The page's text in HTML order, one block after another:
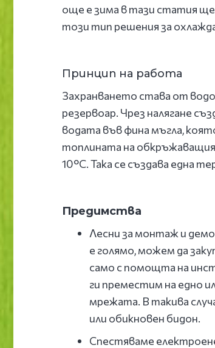
още е зима в тази статия
този тип решения за
Принцип на работа
Захранването става от
резервоар. Чрез налягане
водата във фина мъгла,
топлината на
10°C. Така се създава една
Предимства
Лесни за монтаж и
е голямо, можем да
само с помощта на
ги преместим на едно
мрежата. В такива
или обикновен бидон.
Спестяваме